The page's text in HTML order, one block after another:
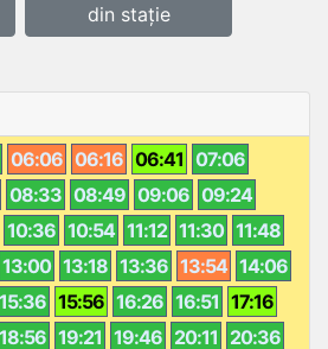
din stație
06:06 06:16 06:41 07:06
08:33 08:49 09:06 09:24
10:36 10:54 11:12 11:30 11:48
13:00 13:18 13:36 13:54 14:06
15:36 15:56 16:26 16:51 17:16
18:56 19:21 19:46 20:11 20:36